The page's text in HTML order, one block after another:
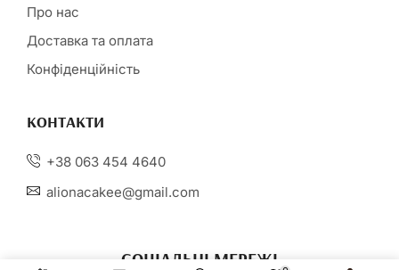
Про нас
Доставка та оплата
Конфіденційність
КОНТАКТИ
+38 063 454 4640
alionacakee@gmail.com
СОЦІАЛЬНІ МЕРЕЖІ